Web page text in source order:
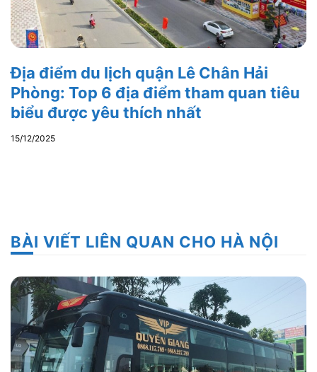
Địa điểm du lịch quận Lê Chân Hải
Phòng: Top 6 địa điểm tham quan tiêu
biểu được yêu thích nhất
15/12/2025
BÀI VIẾT LIÊN QUAN CHO HÀ NỘI